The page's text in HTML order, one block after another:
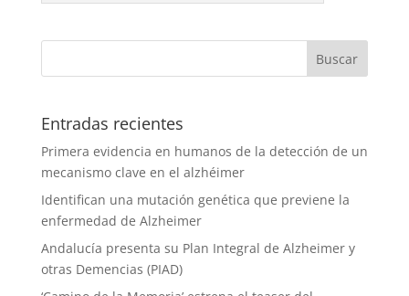
Entradas recientes
Primera evidencia en humanos de la detección de un
mecanismo clave en el alzhéimer
Identifican una mutación genética que previene la
enfermedad de Alzheimer
Andalucía presenta su Plan Integral de Alzheimer y
otras Demencias (PIAD)